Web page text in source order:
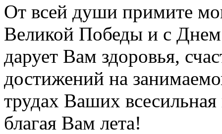
От всей души примите
Великой Победы и с
дарует Вам здоровья,
достижений на
трудах Ваших
благая Вам лета!